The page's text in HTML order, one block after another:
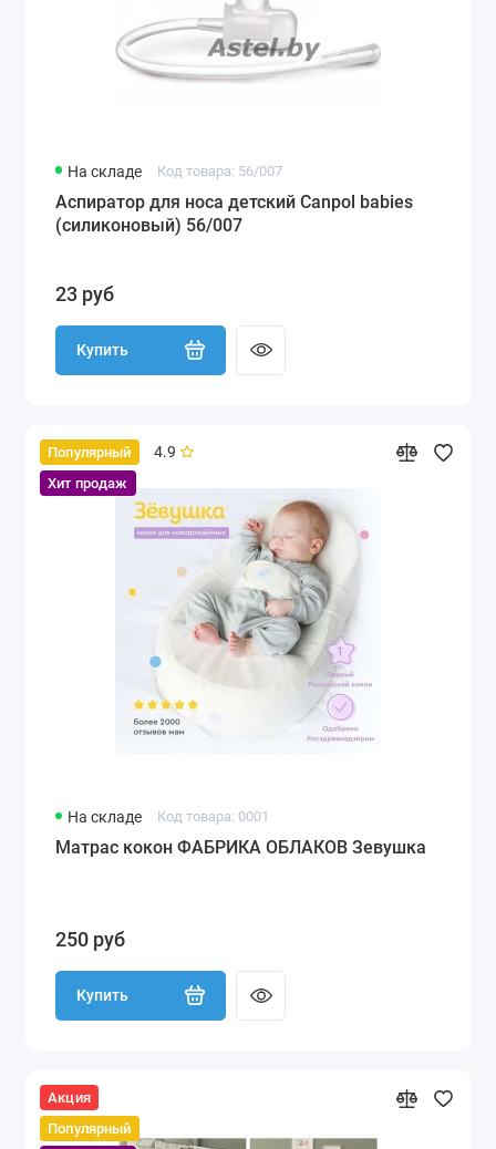
На складе Код товара: 56/007
Аспиратор для носа детский Canpol babies
(силиконовый) 56/007
23 руб
Купить
Популярный
Хит продаж
4.9
На складе Код товара: 0001
Матрас кокон ФАБРИКА ОБЛАКОВ Зевушка
250 руб
Купить
Акция
Популярный